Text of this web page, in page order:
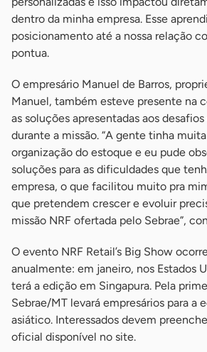
dentro da minha empresa. Esse
posicionamento até a nossa relação
pontua.
O empresário Manuel de Barros,
Manuel, também esteve presente na
as soluções apresentadas aos
durante a missão. “A gente tinha
organização do estoque e eu pude
soluções para as dificuldades que
empresa, o que facilitou muito pra
que pretendem crescer e evoluir
missão NRF ofertada pelo Sebrae”,
O evento NRF Retail’s Big Show
anualmente: em janeiro, nos Estados
terá a edição em Singapura. Pela
Sebrae/MT levará empresários para a
asiático. Interessados devem
oficial disponível no site.